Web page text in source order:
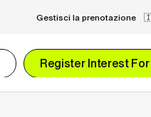
Gestisci la prenotazione
Register Interest